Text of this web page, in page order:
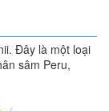
Đây là một loại
sâm Peru,